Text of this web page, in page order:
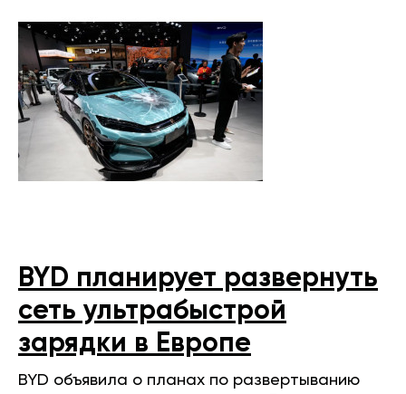
BYD планирует развернуть
сеть ультрабыстрой
зарядки в Европе
BYD объявила о планах по развертыванию